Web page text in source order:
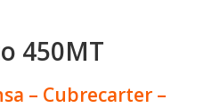
450MT
– Cubrecarter –